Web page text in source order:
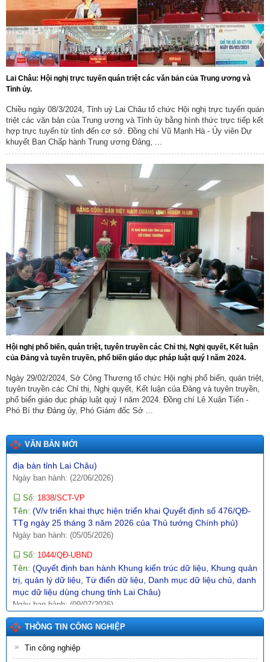
Lai Châu: Hội nghị trực tuyến quán triệt các văn bản của Trung ương và
Tỉnh ủy.
Chiều ngày 08/3/2024, Tỉnh uỷ Lai Châu tổ chức Hội nghị trực tuyến quán
triệt các văn bản của Trung ương và Tỉnh ủy bằng hình thức trực tiếp kết
hợp trực tuyến từ tỉnh đến cơ sở. Đồng chí Vũ Mạnh Hà - Ủy viên Dự
khuyết Ban Chấp hành Trung ương Đảng, ...
Hội nghị phổ biến, quán triệt, tuyên truyền các Chỉ thị, Nghị quyết, Kết luận
của Đảng và tuyên truyền, phổ biến giáo dục pháp luật quý I năm 2024.
Ngày 29/02/2024, Sở Công Thương tổ chức Hội nghị phổ biến, quán triệt,
tuyên truyền các Chỉ thị, Nghị quyết, Kết luận của Đảng và tuyên truyền,
phổ biến giáo dục pháp luật quý I năm 2024. Đồng chí Lê Xuân Tiến -
Phó Bí thư Đảng ủy, Phó Giám đốc Sở ...
VĂN BẢN MỚI
Số:1792/KH-SCT
Tên:
(Kế hoạch thực hiện Nghị quyết số 57-NQ/TW, ngày
22/12/2024 của Bộ Chính trị về đột phá phát triển khoa học,
2026)
Ngày ban hành: (09/05/2026)
Số: 3092/SCT-QLTM
Tên:(Tuyên truyền, phổ biến thông tin Sổ tay hướng dẫn thực
thi, hỏi đáp các quy định SPS trong xuất khẩu nông - lâm - thủy
sản vào thị trường EU)
Ngày ban hành: (12/07/2026)
Số:1771/SCT-VP
Tên:(V/v triển khai thực hiện Thông báo số 01-TB/CQTTBCĐ
ngày 16/4/2026 của Cơ quan thường trực BCĐ nghị quyết số
57-NQ/TW)
Ngày ban hành: (09/05/2026)
Số:142/2026/NĐ-CP
Tên:(Nghị định quy định chi tiết một số điều và biện pháp thi
hành Luật Trí tuệ nhân tạo)
Số:4869/KH-UBND
Tên:(Kế hoạch triển khai thi hành Luật tiếp cận thông tin trên
địa bàn tỉnh Lai Châu)
Số:1838/SCT-VP
Tên: (V/v triển khai thực hiện triển khai Quyết định số 476/QĐ-
TTg ngày 25 tháng 3 năm 2026 của Thủ tướng Chính phủ)
Số: 1044/QĐ-UBND
Tên:
(Quyết định ban hành Khung kiến trúc dữ liệu, Khung quản
trị, quản lý dữ liệu, Từ điển dữ liệu, Danh mục dữ liệu chủ, danh
mục dữ liệu dùng chung tỉnh Lai Châu)
Ngày ban hành: (09/07/2026)
Số:1864/SCT-VP
Tên: (V/v triển khai thực hiện triển khai Kế hoạch số 3330/KH-
UBND ngày 03/5/2026 của UBND tỉnh về đánh giá hoạt động
khoa học, công nghệ và đổi mới sáng tạo năm 2026 trên địa
bàn tỉnh Lai Châu)
Ngày ban hành: (03/05/2026)
Số:17/2026/TT-BCT
THÔNG TIN CÔNG NGHIỆP
Tin công nghiệp